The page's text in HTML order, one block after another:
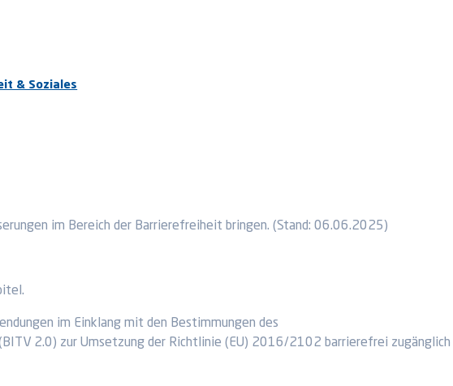
& Soziales
im Bereich der Barrierefreiheit bringen. (Stand: 06.06.2025)
im Einklang mit den Bestimmungen des
2.0) zur Umsetzung der Richtlinie (EU) 2016/2102 barrierefrei zugänglich